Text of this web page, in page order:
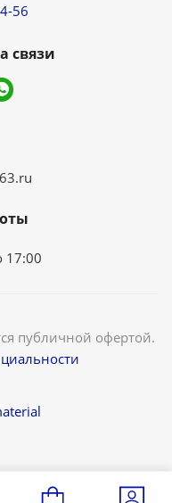
56
связи
17:00
публичной офертой.